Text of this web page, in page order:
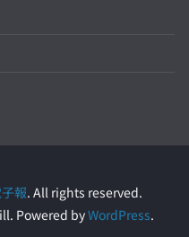
報. All rights reserved.
Powered byWordPress.